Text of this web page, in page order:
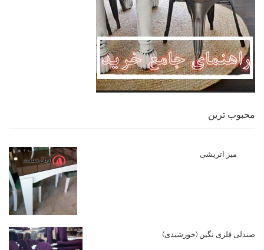
محبوب ترین
میز اتریشی
صندلی فلزی نگین (خورشیدی)